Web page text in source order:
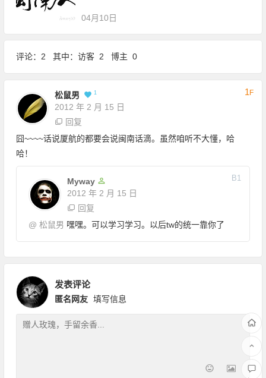
04月10日
评论：2 其中：访客 2 博主 0
松鼠男 1
2012 年 2 月 15 日
1F
回复
囧~~~~话说厦航的都要会说闽南话滴。虽然咱听不大懂，哈
哈！
Myway
2012 年 2 月 15 日
B1
回复
@ 松鼠男 嘿嘿。可以学习学习。以后tw的统一靠你了
发表评论
匿名网友 填写信息